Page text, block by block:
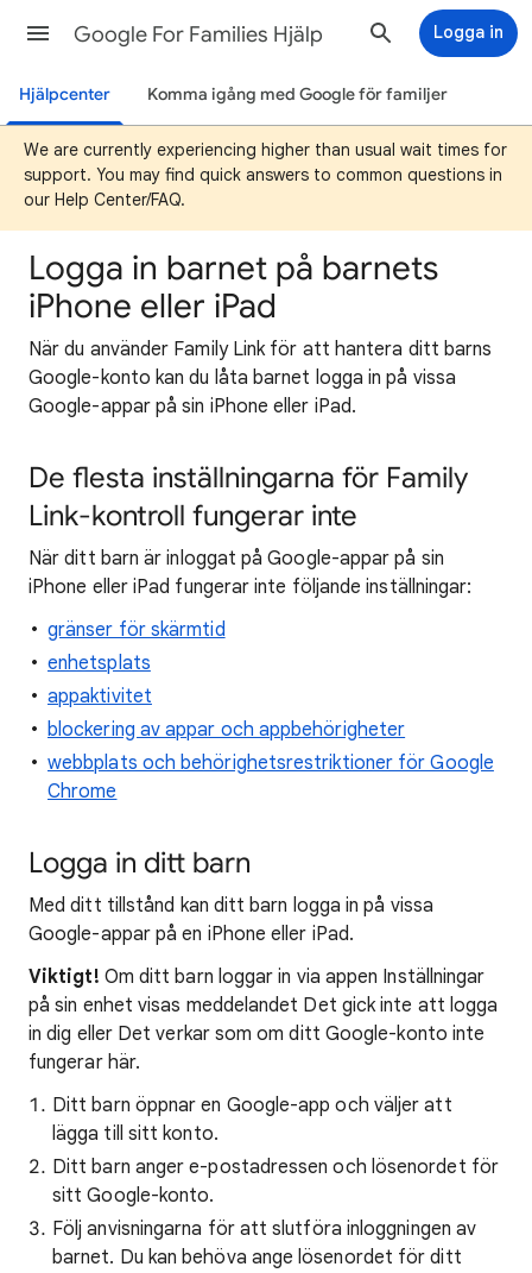
Google For Families Hjälp Logga in
Hjälpcenter Komma igång med Google för familjer
We are currently experiencing higher than usual wait times for
support. You may find quick answers to common questions in
our Help Center/FAQ.
Logga in barnet på barnets
iPhone eller iPad
När du använder Family Link för att hantera ditt barns
Google-konto kan du låta barnet logga in på vissa
Google-appar på sin iPhone eller iPad.
De flesta inställningarna för Family
Link-kontroll fungerar inte
När ditt barn är inloggat på Google-appar på sin
iPhone eller iPad fungerar inte följande inställningar:
gränser för skärmtid
enhetsplats
appaktivitet
blockering av appar och appbehörigheter
webbplats och behörighetsrestriktioner för Google
Chrome
Logga in ditt barn
Med ditt tillstånd kan ditt barn logga in på vissa
Google-appar på en iPhone eller iPad.
Viktigt! Om ditt barn loggar in via appen Inställningar
på sin enhet visas meddelandet Det gick inte att logga
in dig eller Det verkar som om ditt Google-konto inte
fungerar här.
Ditt barn öppnar en Google-app och väljer att
lägga till sitt konto.
Ditt barn anger e-postadressen och lösenordet för
sitt Google-konto.
Följ anvisningarna för att slutföra inloggningen av
barnet. Du kan behöva ange lösenordet för ditt